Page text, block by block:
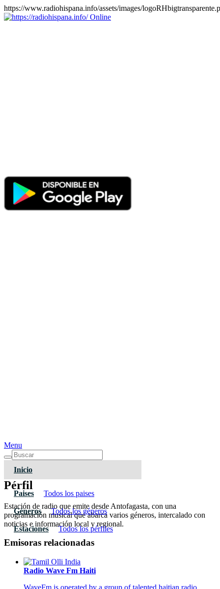
https://www.radiohispana.info/assets/images/
Online
Menu
Inicio
Paises Todos los paises
Géneros Todos los géneros
Estaciones Todos los pérfiles
Pérfil
Estación de radio que emite desde Antofagasta, con una
programación musical que abarca varios géneros, intercalado con
noticias e información local y regional.
Emisoras relacionadas
Radio Wave Fm Haiti